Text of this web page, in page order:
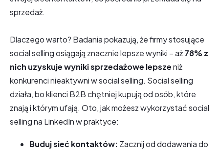
sprzedaż.
Dlaczego warto? Badania pokazują, że firmy stosujące
social selling osiągają znacznie lepsze wyniki – aż78% z
nich uzyskuje wyniki sprzedażowe lepszeniż
konkurenci nieaktywni w social selling. Social selling
działa, bo klienci B2B chętniej kupują od osób, które
znają i którym ufają. Oto, jak możesz wykorzystać social
selling na LinkedIn w praktyce:
Buduj sieć kontaktów: Zacznij od dodawania do